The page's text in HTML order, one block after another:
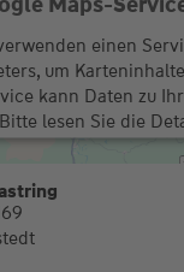
einen
um
kann Daten zu
lesen Sie die
der Nutzung des
diese Karte